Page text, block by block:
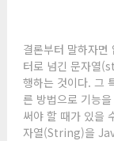
결론부터 말하자
터로 넘긴 문자열
행하는 것이다. 그
른 방법으로 기능
써야 할 때가 있을
자열(String)을